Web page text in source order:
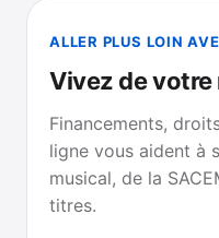
ALLER PLUS LOIN
Vivez de votre
Financements,
ligne vous aident à
musical, de la
titres.